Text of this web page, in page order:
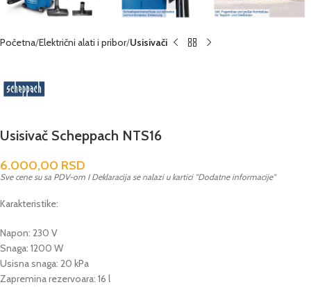
Početna Električni alati i pribor Usisivači
Usisivač Scheppach NTS16
6.000,00 RSD
Sve cene su sa PDV-om I Deklaracija se nalazi u kartici "Dodatne informacije"
Karakteristike:
Napon: 230 V
Snaga: 1200 W
Usisna snaga: 20 kPa
Zapremina rezervoara: 16 l